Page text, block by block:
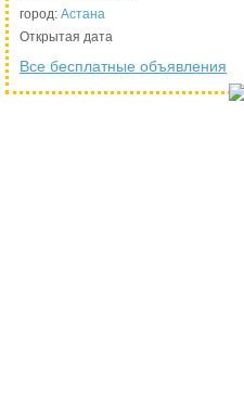
город: Астана
Открытая дата
Все бесплатные объявления